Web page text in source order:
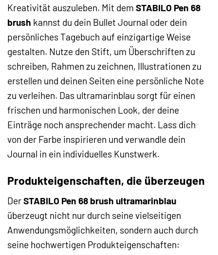
Kreativität auszuleben. Mit dem STABILO Pen 68
brush kannst du dein Bullet Journal oder dein
persönliches Tagebuch auf einzigartige Weise
gestalten. Nutze den Stift, um Überschriften zu
schreiben, Rahmen zu zeichnen, Illustrationen zu
erstellen und deinen Seiten eine persönliche Note
zu verleihen. Das ultramarinblau sorgt für einen
frischen und harmonischen Look, der deine
Einträge noch ansprechender macht. Lass dich
von der Farbe inspirieren und verwandle dein
Journal in ein individuelles Kunstwerk.
Produkteigenschaften, die überzeugen
DerSTABILO Pen 68 brush ultramarinblau
überzeugt nicht nur durch seine vielseitigen
Anwendungsmöglichkeiten, sondern auch durch
seine hochwertigen Produkteigenschaften: